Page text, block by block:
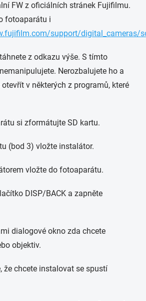
FW z oficiálních stránek Fujifilmu.
fotoaparátu i
support/digital_cameras/
z odkazu výše. S tímto
Nerozbalujete ho a
v některých z programů, které
si zformátujte SD kartu.
(bod 3) vložte instalátor.
vložte do fotoaparátu.
DISP/BACK a zapněte
dialogové okno zda chcete
objektiv.
že chcete instalovat se spustí